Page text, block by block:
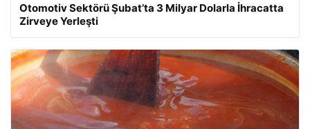
Otomotiv Sektörü Şubat’ta 3 Milyar Dolarla İhracatta
Zirveye Yerleşti